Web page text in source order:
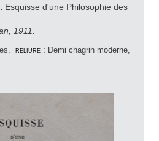
Esquisse d'une Philosophie des
1911.
reliure : Demi chagrin moderne,